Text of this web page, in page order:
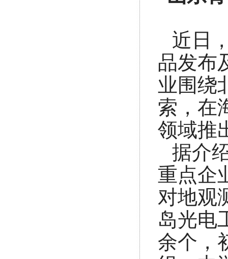
近日
品发布
业围绕
索，在
领域推
据介
重点企
对地观
岛光电
余个，